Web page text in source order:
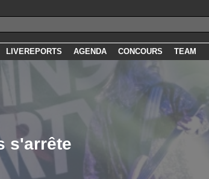
LIVEREPORTS AGENDA CONCOURS TEAM
s'arrête